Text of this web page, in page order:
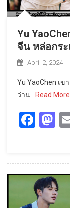
Yu
จีน หล่อกร
April 2, 2024
Yu YaoChen เ
ว่าน
Read